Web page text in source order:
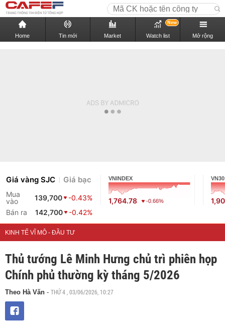
Home Tin mới Market Watch list
New
Mở rộng
Giá vàng SJC Giá bạc
Mua
vào
139,700
-0.43%
Bán ra
142,700 -0.42%
VNINDEX
1,764.78 -0.66%
VN30
KINH TẾ VĨ MÔ - ĐẦU TƯ
Thủ tướng Lê Minh Hưng chủ trì phiên họp
Chính phủ thường kỳ tháng 5/2026
Theo Hà Văn - THỨ 4 , 03/06/2026, 10:27